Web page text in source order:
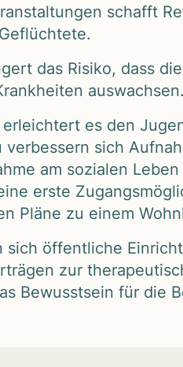
schafft
das Risiko, dass
aus­wach­sen.
es den
ver­bes­sern sich
am sozia­len
erste
Pläne zu einem
sich öffent­li­che
zur
Bewusst­sein für die